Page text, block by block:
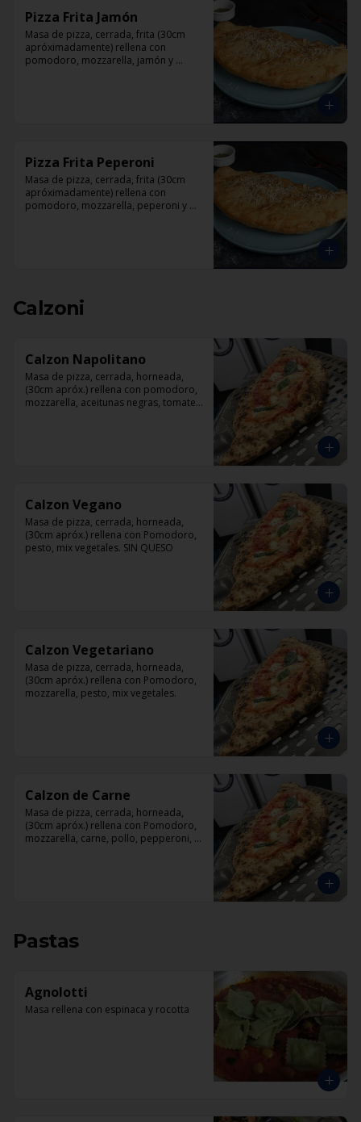
Pizza Frita Jamón
Masa de pizza, cerrada, frita (30cm
apróximadamente) rellena con
pomodoro, mozzarella, jamón y
Pizza Frita Peperoni
Masa de pizza, cerrada, frita (30cm
apróximadamente) rellena con
pomodoro, mozzarella, peperoni y
Calzoni
Calzon Napolitano
Masa de pizza, cerrada, horneada,
(30cm apróx.) rellena con pomodoro,
mozzarella, aceitunas negras, tomate,
Calzon Vegano
Masa de pizza, cerrada, horneada,
(30cm apróx.) rellena con Pomodoro,
pesto, mix vegetales. SIN QUESO
Calzon Vegetariano
Masa de pizza, cerrada, horneada,
(30cm apróx.) rellena con Pomodoro,
mozzarella, pesto, mix vegetales.
Calzon de Carne
Masa de pizza, cerrada, horneada,
(30cm apróx.) rellena con Pomodoro,
mozzarella, carne, pollo, pepperoni,
Pastas
Agnolotti
Masa rellena con espinaca y rocotta